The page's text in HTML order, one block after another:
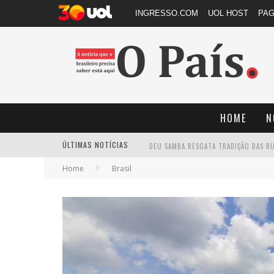
INGRESSO.COM UOL HOST
HOME
ÚLTIMAS NOTÍCIAS
Home Brasil